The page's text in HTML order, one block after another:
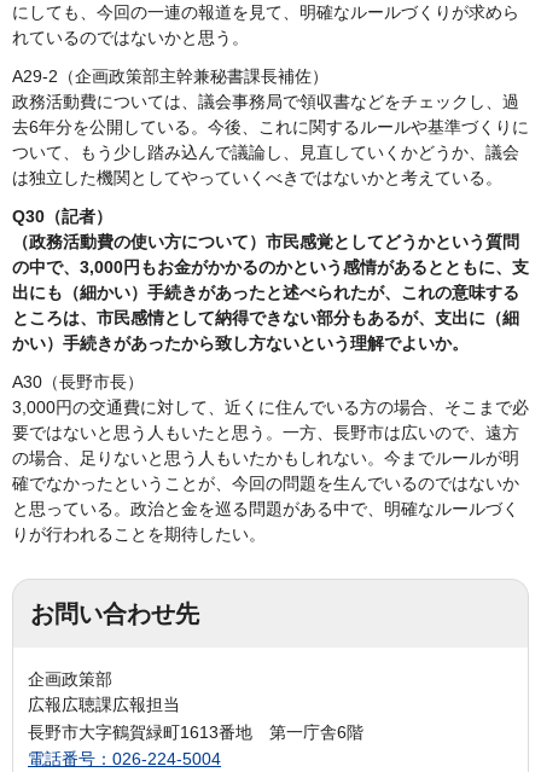
にしても、今回の一連の報道を見て、明確なルールづくりが求めら
れているのではないかと思う。
A29-2（企画政策部主幹兼秘書課長補佐）
政務活動費については、議会事務局で領収書などをチェックし、過
去6年分を公開している。今後、これに関するルールや基準づくりに
ついて、もう少し踏み込んで議論し、見直していくかどうか、議会
は独立した機関としてやっていくべきではないかと考えている。
Q30（記者）
（政務活動費の使い方について）市民感覚としてどうかという質問
の中で、3,000円もお金がかかるのかという感情があるとともに、支
出にも（細かい）手続きがあったと述べられたが、これの意味する
ところは、市民感情として納得できない部分もあるが、支出に（細
かい）手続きがあったから致し方ないという理解でよいか。
A30（長野市長）
3,000円の交通費に対して、近くに住んでいる方の場合、そこまで必
要ではないと思う人もいたと思う。一方、長野市は広いので、遠方
の場合、足りないと思う人もいたかもしれない。今までルールが明
確でなかったということが、今回の問題を生んでいるのではないか
と思っている。政治と金を巡る問題がある中で、明確なルールづく
りが行われることを期待したい。
お問い合わせ先
企画政策部
広報広聴課広報担当
長野市大字鶴賀緑町1613番地 第一庁舎6階
電話番号：026-224-5004